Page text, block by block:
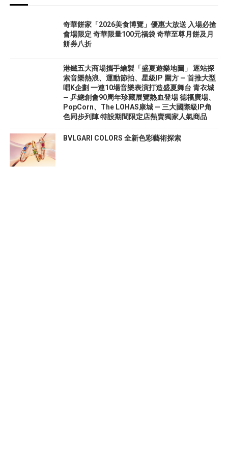
奇華餅家「2026美食博覽」優惠大放送 入場必搶
會場限定 奇華限量100元福袋 奇華至尊月餅及月
餅券八折
港鐵五大商場攜手繪製「盛夏遊樂地圖」 逐站探
索音樂熱浪、運動節拍、星級IP 圍方 — 首推大型
唱K企劃 一連10場音樂表演打造盛夏舞台 青衣城
— 乒總創會90周年珍藏展覽熱血登場 德福廣場、
PopCorn、The LOHAS康城 — 三大國際級IP角
色同步列陣 特設期間限定店熱賣獨家人氣商品
BVLGARI COLORS 全新色彩藝術探索